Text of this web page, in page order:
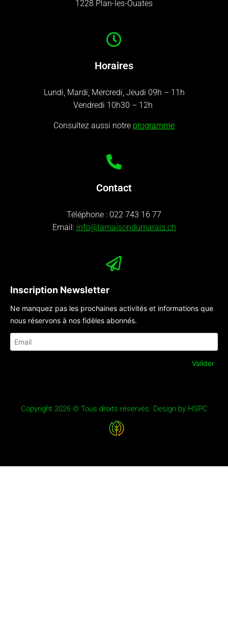
1228 Plan-les-Ouates
Horaires
Lundi, Mardi, Mercredi, Jeudi 09h – 11h
Vendredi 10h30 – 12h
Consultez aussi notre programme
Contact
Téléphone : 022 743 16 77
Email: info@lamaisondumarais.ch
Inscription Newsletter
Ne manquez pas les prochaines activités et informations que
nous réservons à nos fidèles abonnés.
Copyright 2026 © Tous droits réservés. Design by HSPC